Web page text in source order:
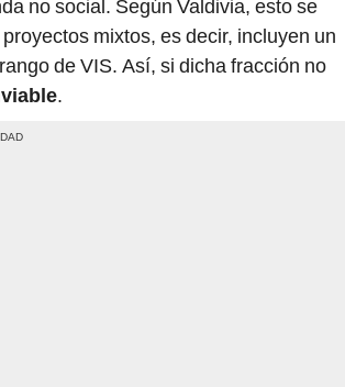
no social. Según Valdivia, esto se
mixtos, es decir, incluyen un
de VIS. Así, si dicha fracción no
.